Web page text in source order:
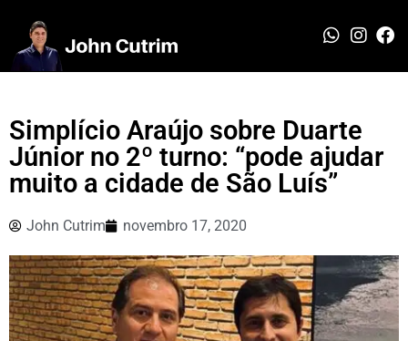
Simplício Araújo sobre Duarte
Júnior no 2º turno: “pode ajudar
muito a cidade de São Luís”
John Cutrim novembro 17, 2020